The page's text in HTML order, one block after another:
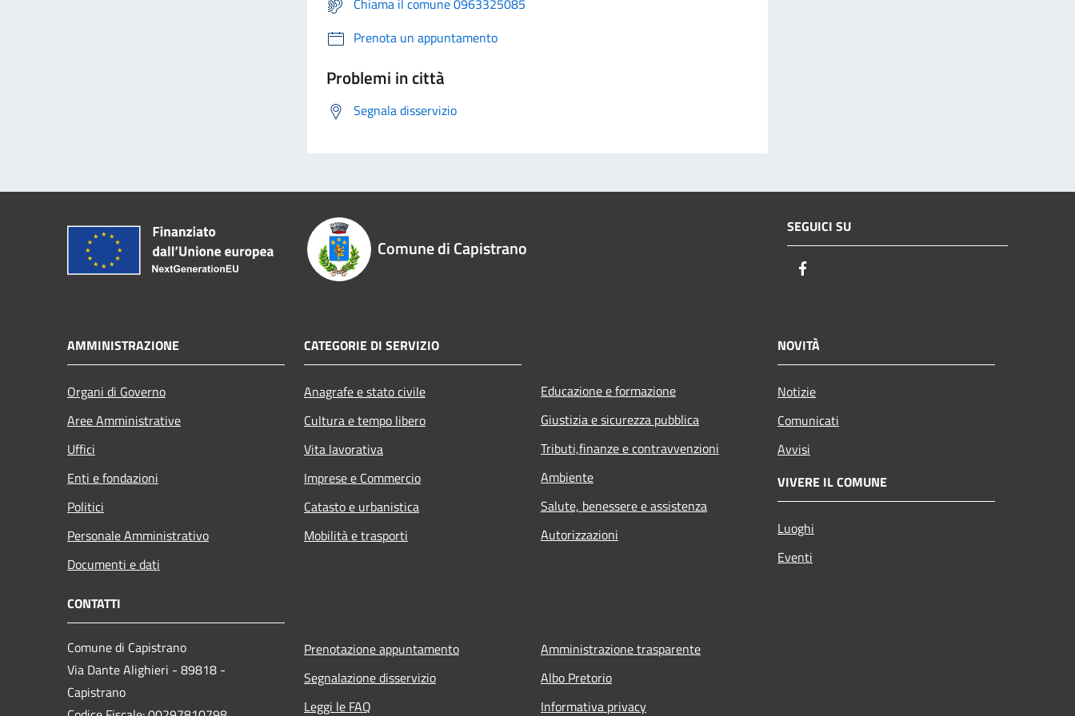
Prenota un appuntamento
Problemi in città
Segnala disservizio
Comune di Capistrano
SEGUICI SU
AMMINISTRAZIONE
Organi di Governo
Aree Amministrative
Uffici
Enti e fondazioni
Politici
Personale Amministrativo
Documenti e dati
CATEGORIE DI SERVIZIO
Anagrafe e stato civile
Cultura e tempo libero
Vita lavorativa
Imprese e Commercio
Catasto e urbanistica
Mobilità e trasporti
Educazione e formazione
Giustizia e sicurezza pubblica
Tributi,finanze e contravvenzioni
Ambiente
Salute, benessere e assistenza
Autorizzazioni
NOVITÀ
Notizie
Comunicati
Avvisi
VIVERE IL COMUNE
Luoghi
Eventi
CONTATTI
Comune di Capistrano
Via Dante Alighieri - 89818 -
Capistrano
Prenotazione appuntamento
Segnalazione disservizio
Leggi le FAQ
Amministrazione trasparente
Albo Pretorio
Informativa privacy